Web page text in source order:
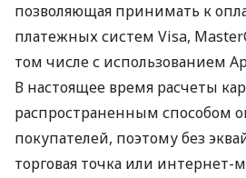
позволяющая принимать к
платежных систем Visa,
том числе с использованием
В настоящее время расчеты
распространенным способом
покупателей, поэтому без
торговая точка или интернет-